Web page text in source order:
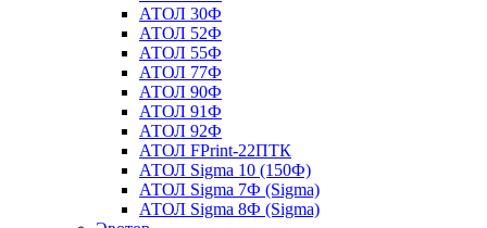
АТОЛ 30Ф
АТОЛ 52Ф
АТОЛ 55Ф
АТОЛ 77Ф
АТОЛ 90Ф
АТОЛ 91Ф
АТОЛ 92Ф
АТОЛ FPrint-22ПТК
АТОЛ Sigma 10 (150Ф)
АТОЛ Sigma 7Ф (Sigma)
АТОЛ Sigma 8Ф (Sigma)